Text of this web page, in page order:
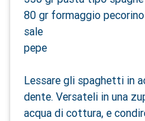
80 gr formaggio
sale
pepe
Lessare gli spaghetti in
dente. Versateli in una
acqua di cottura, e